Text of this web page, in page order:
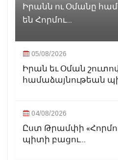
Իրանն ու Օմանը
են Հորմու...
05/08/2026
Իրան եւ Օման
համաձայնութեան
04/08/2026
Ըստ Թրամփի
պիտի բացու...